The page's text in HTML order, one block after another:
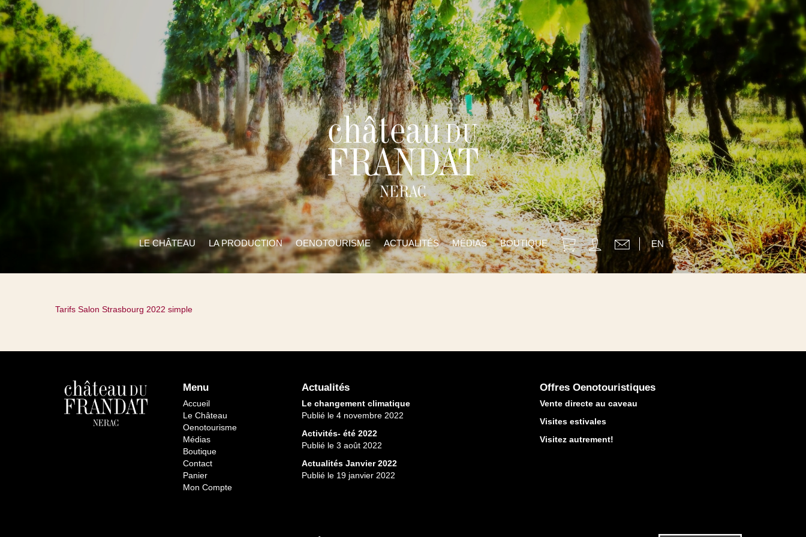
LE CHÂTEAU LA PRODUCTION OENOTOURISME ACTUALITÉS MÉDIAS BOUTIQUE EN
Tarifs Salon Strasbourg 2022 simple
Menu
Accueil
Le Château
Oenotourisme
Médias
Boutique
Contact
Panier
Mon Compte
Actualités
Le changement climatique
Publié le 4 novembre 2022
Activités- été 2022
Publié le 3 août 2022
Actualités Janvier 2022
Publié le 19 janvier 2022
Offres Oenotouristiques
Vente directe au caveau
Visites estivales
Visitez autrement!